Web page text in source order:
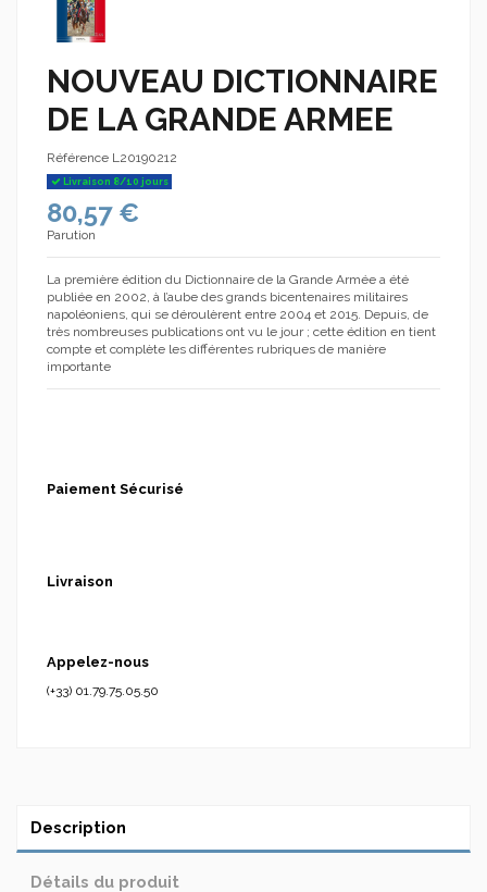
NOUVEAU DICTIONNAIRE
DE LA GRANDE ARMEE
Référence L20190212
Livraison 8/10 jours
80,57 €
Parution
La première édition du Dictionnaire de la Grande Armée a été
publiée en 2002, à l’aube des grands bicentenaires militaires
napoléoniens, qui se déroulèrent entre 2004 et 2015. Depuis, de
très nombreuses publications ont vu le jour ; cette édition en tient
compte et complète les différentes rubriques de manière
importante
Paiement Sécurisé
Livraison
Appelez-nous
(+33) 01.79.75.05.50
Description
Détails du produit